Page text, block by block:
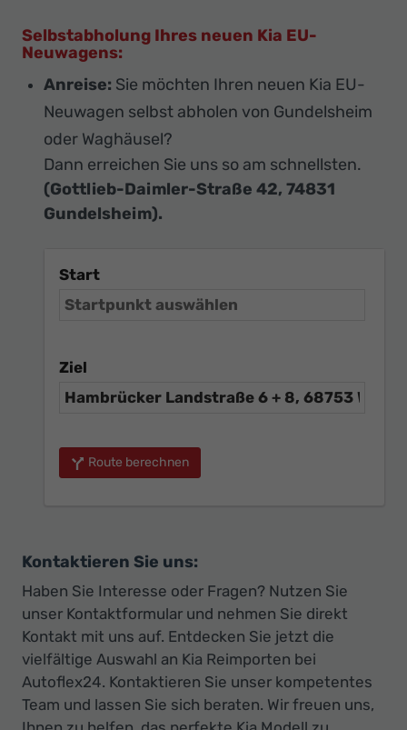
Selbstabholung Ihres neuen Kia EU-
Neuwagens:
Anreise: Sie möchten Ihren neuen Kia EU-
Neuwagen selbst abholen von Gundelsheim
oder Waghäusel?
Dann erreichen Sie uns so am schnellsten.
(Gottlieb-Daimler-Straße 42, 74831
Gundelsheim).
Start
Ziel
Route berechnen
Kontaktieren Sie uns:
Haben Sie Interesse oder Fragen? Nutzen Sie
unser Kontaktformular und nehmen Sie direkt
Kontakt mit uns auf. Entdecken Sie jetzt die
vielfältige Auswahl an Kia Reimporten bei
Autoflex24. Kontaktieren Sie unser kompetentes
Team und lassen Sie sich beraten. Wir freuen uns,